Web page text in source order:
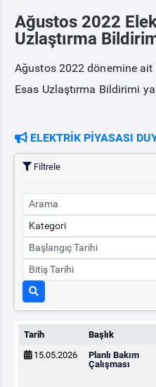
ÖRNEK FİNANS
VADELİ ELEKTRİK
SERBEST TÜKETİCİ
TEMİNAT
BÜLTENLER
DUYURULAR
BT HİZMET YÖNETİM
Ağustos 2022
Uzlaştırma
Ağustos 2022 dönemine ait
Esas Uzlaştırma Bildirimi
ELEKTRİK PİYASASI
Filtrele
Tarih Başlık
15.05.2026
Planlı Bakım
Çalışması